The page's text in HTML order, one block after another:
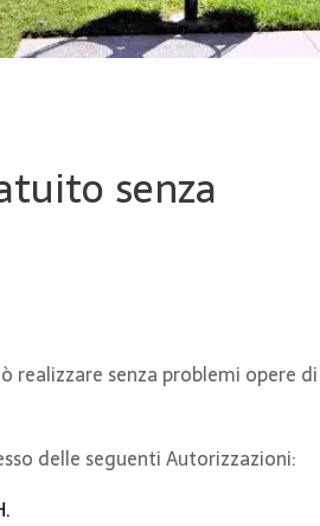
senza
realizzare senza problemi opere di
delle seguenti Autorizzazioni: